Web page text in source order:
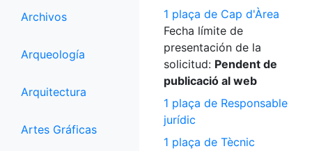
Archivos
Arqueología
Arquitectura
Artes Gráficas
1 plaça de Cap d'Àrea
Fecha límite de
presentación de la
solicitud: Pendent de
publicació al web
1 plaça de Responsable
jurídic
1 plaça de Tècnic